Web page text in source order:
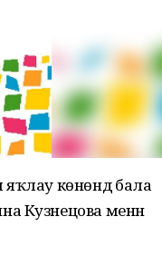
көнөндә бала
Кузнецова менән